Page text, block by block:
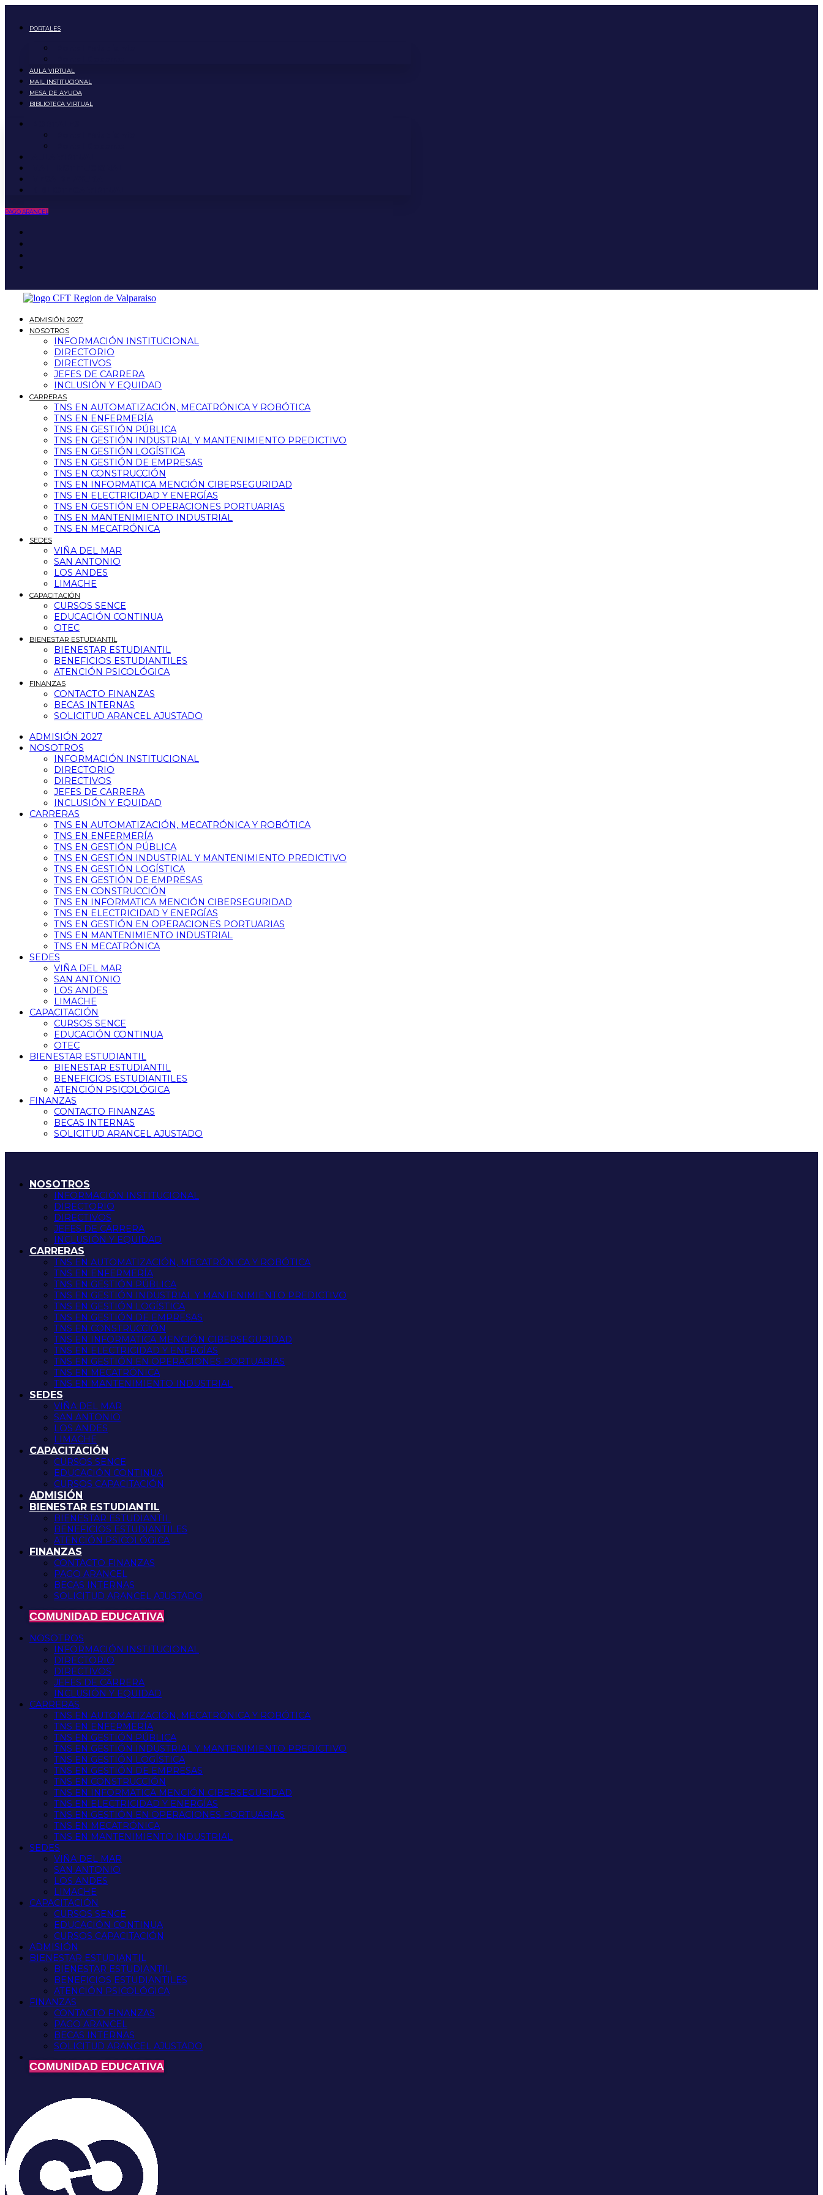
contenidoPORTALES
AULA VIRTUAL
MAIL INSTITUCIONAL
MESA DE AYUDA
BIBLIOTECA VIRTUAL
PAGO ARANCEL
ADMISIÓN 2027
NOSOTROS
INFORMACIÓN INSTITUCIONAL
DIRECTORIO
DIRECTIVOS
JEFES DE CARRERA
INCLUSIÓN Y EQUIDAD
CARRERAS
TNS EN AUTOMATIZACIÓN, MECATRÓNICA Y ROBÓTICA
TNS EN ENFERMERÍA
TNS EN GESTIÓN PÚBLICA
TNS EN GESTIÓN INDUSTRIAL Y MANTENIMIENTO PREDICTIVO
TNS EN GESTIÓN LOGÍSTICA
TNS EN GESTIÓN DE EMPRESAS
TNS EN CONSTRUCCIÓN
TNS EN INFORMATICA MENCIÓN CIBERSEGURIDAD
TNS EN ELECTRICIDAD Y ENERGÍAS
TNS EN GESTIÓN EN OPERACIONES PORTUARIAS
TNS EN MANTENIMIENTO INDUSTRIAL
TNS EN MECATRÓNICA
SEDES
VIÑA DEL MAR
SAN ANTONIO
LOS ANDES
LIMACHE
CAPACITACIÓN
CURSOS SENCE
EDUCACIÓN CONTINUA
OTEC
BIENESTAR ESTUDIANTIL
BIENESTAR ESTUDIANTIL
BENEFICIOS ESTUDIANTILES
ATENCIÓN PSICOLÓGICA
FINANZAS
CONTACTO FINANZAS
BECAS INTERNAS
SOLICITUD ARANCEL AJUSTADO
ADMISIÓN 2027
NOSOTROS
INFORMACIÓN INSTITUCIONAL
DIRECTORIO
DIRECTIVOS
JEFES DE CARRERA
INCLUSIÓN Y EQUIDAD
CARRERAS
TNS EN AUTOMATIZACIÓN, MECATRÓNICA Y ROBÓTICA
TNS EN ENFERMERÍA
TNS EN GESTIÓN PÚBLICA
TNS EN GESTIÓN INDUSTRIAL Y MANTENIMIENTO PREDICTIVO
TNS EN GESTIÓN LOGÍSTICA
TNS EN GESTIÓN DE EMPRESAS
TNS EN CONSTRUCCIÓN
TNS EN INFORMATICA MENCIÓN CIBERSEGURIDAD
TNS EN ELECTRICIDAD Y ENERGÍAS
TNS EN GESTIÓN EN OPERACIONES PORTUARIAS
TNS EN MANTENIMIENTO INDUSTRIAL
TNS EN MECATRÓNICA
SEDES
VIÑA DEL MAR
SAN ANTONIO
LOS ANDES
LIMACHE
CAPACITACIÓN
CURSOS SENCE
EDUCACIÓN CONTINUA
OTEC
BIENESTAR ESTUDIANTIL
BIENESTAR ESTUDIANTIL
BENEFICIOS ESTUDIANTILES
ATENCIÓN PSICOLÓGICA
FINANZAS
CONTACTO FINANZAS
BECAS INTERNAS
SOLICITUD ARANCEL AJUSTADO
NOSOTROS
INFORMACIÓN INSTITUCIONAL
DIRECTORIO
DIRECTIVOS
JEFES DE CARRERA
INCLUSIÓN Y EQUIDAD
CARRERAS
TNS EN AUTOMATIZACIÓN, MECATRÓNICA Y ROBÓTICA
TNS EN ENFERMERÍA
TNS EN GESTIÓN PÚBLICA
TNS EN GESTIÓN INDUSTRIAL Y MANTENIMIENTO PREDICTIVO
TNS EN GESTIÓN LOGÍSTICA
TNS EN GESTIÓN DE EMPRESAS
TNS EN CONSTRUCCIÓN
TNS EN INFORMATICA MENCIÓN CIBERSEGURIDAD
TNS EN ELECTRICIDAD Y ENERGÍAS
TNS EN GESTIÓN EN OPERACIONES PORTUARIAS
TNS EN MECATRÓNICA
TNS EN MANTENIMIENTO INDUSTRIAL
SEDES
VIÑA DEL MAR
SAN ANTONIO
LOS ANDES
LIMACHE
CAPACITACIÓN
CURSOS SENCE
EDUCACIÓN CONTINUA
CURSOS CAPACITACIÓN
ADMISIÓN
BIENESTAR ESTUDIANTIL
BIENESTAR ESTUDIANTIL
BENEFICIOS ESTUDIANTILES
ATENCIÓN PSICOLÓGICA
FINANZAS
CONTACTO FINANZAS
PAGO ARANCEL
BECAS INTERNAS
SOLICITUD ARANCEL AJUSTADO
COMUNIDAD EDUCATIVA
NOSOTROS
INFORMACIÓN INSTITUCIONAL
DIRECTORIO
DIRECTIVOS
JEFES DE CARRERA
INCLUSIÓN Y EQUIDAD
CARRERAS
TNS EN AUTOMATIZACIÓN, MECATRÓNICA Y ROBÓTICA
TNS EN ENFERMERÍA
TNS EN GESTIÓN PÚBLICA
TNS EN GESTIÓN INDUSTRIAL Y MANTENIMIENTO PREDICTIVO
TNS EN GESTIÓN LOGÍSTICA
TNS EN GESTIÓN DE EMPRESAS
TNS EN CONSTRUCCIÓN
TNS EN INFORMATICA MENCIÓN CIBERSEGURIDAD
TNS EN ELECTRICIDAD Y ENERGÍAS
TNS EN GESTIÓN EN OPERACIONES PORTUARIAS
TNS EN MECATRÓNICA
TNS EN MANTENIMIENTO INDUSTRIAL
SEDES
VIÑA DEL MAR
SAN ANTONIO
LOS ANDES
LIMACHE
CAPACITACIÓN
CURSOS SENCE
EDUCACIÓN CONTINUA
CURSOS CAPACITACIÓN
ADMISIÓN
BIENESTAR ESTUDIANTIL
BIENESTAR ESTUDIANTIL
BENEFICIOS ESTUDIANTILES
ATENCIÓN PSICOLÓGICA
FINANZAS
CONTACTO FINANZAS
PAGO ARANCEL
BECAS INTERNAS
SOLICITUD ARANCEL AJUSTADO
COMUNIDAD EDUCATIVA